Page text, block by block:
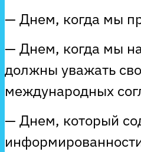
— Днем, когда мы
— Днем, когда мы
должны уважать
международных
— Днем, который